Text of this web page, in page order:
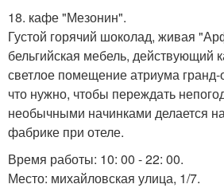
18. кафе "Мезонин".
Густой горячий шоколад, живая
бельгийская мебель, действующий
светлое помещение атриума гранд-
что нужно, чтобы переждать
необычными начинками делается
фабрике при отеле.
Время работы: 10: 00 - 22: 00.
Место: михайловская улица, 1/7.